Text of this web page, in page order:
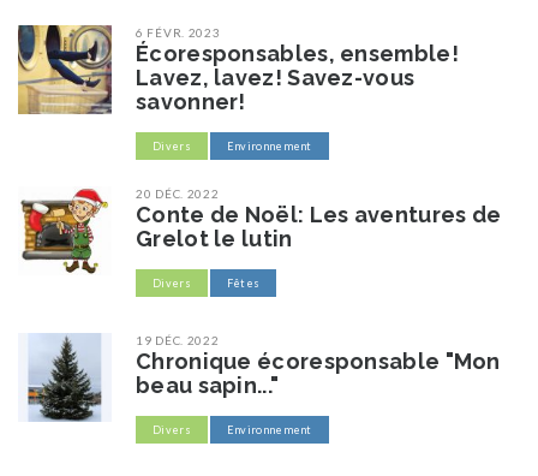
6 FÉVR. 2023
Écoresponsables, ensemble!
Lavez, lavez! Savez-vous
savonner!
Divers Environnement
20 DÉC. 2022
Conte de Noël: Les aventures de
Grelot le lutin
Divers Fêtes
19 DÉC. 2022
Chronique écoresponsable "Mon
beau sapin..."
Divers Environnement